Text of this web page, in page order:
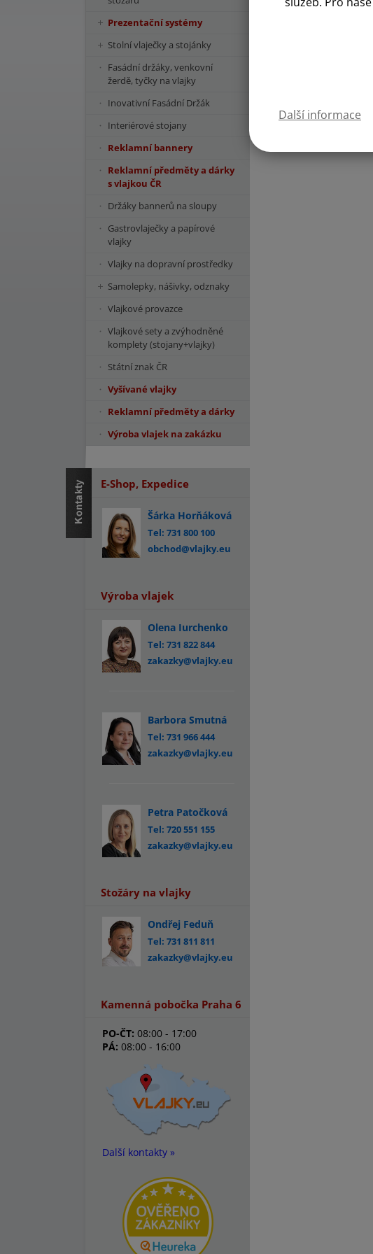
Další informace
Kód státu: FR
Prezentační systémy
Stolní vlaječky a stojánky
Fasádní držáky, venkovní
žerdě, tyčky na vlajky
Inovativní Fasádní Držák
Interiérové stojany
Reklamní bannery
Reklamní předměty a dárky
s vlajkou ČR
Držáky bannerů na sloupy
Gastrovlaječky a papírové
vlajky
Vlajky na dopravní prostředky
Samolepky, nášivky, odznaky
Vlajkové provazce
Vlajkové sety a zvýhodněné
komplety (stojany+vlajky)
Státní znak ČR
Vyšívané vlajky
Reklamní předměty a dárky
Výroba vlajek na zakázku
E-Shop, Expedice
Šárka Horňáková
Tel: 731 800 100
obchod@vlajky.eu
Výroba vlajek
Olena Iurchenko
Tel: 731 822 844
zakazky@vlajky.eu
Barbora Smutná
Tel: 731 966 444
zakazky@vlajky.eu
Petra Patočková
Tel: 720 551 155
zakazky@vlajky.eu
Stožáry na vlajky
Ondřej Feduň
Tel: 731 811 811
zakazky@vlajky.eu
Kamenná pobočka Praha 6
PO-ČT: 08:00 - 17:00
PÁ: 08:00 - 16:00
Další kontakty »